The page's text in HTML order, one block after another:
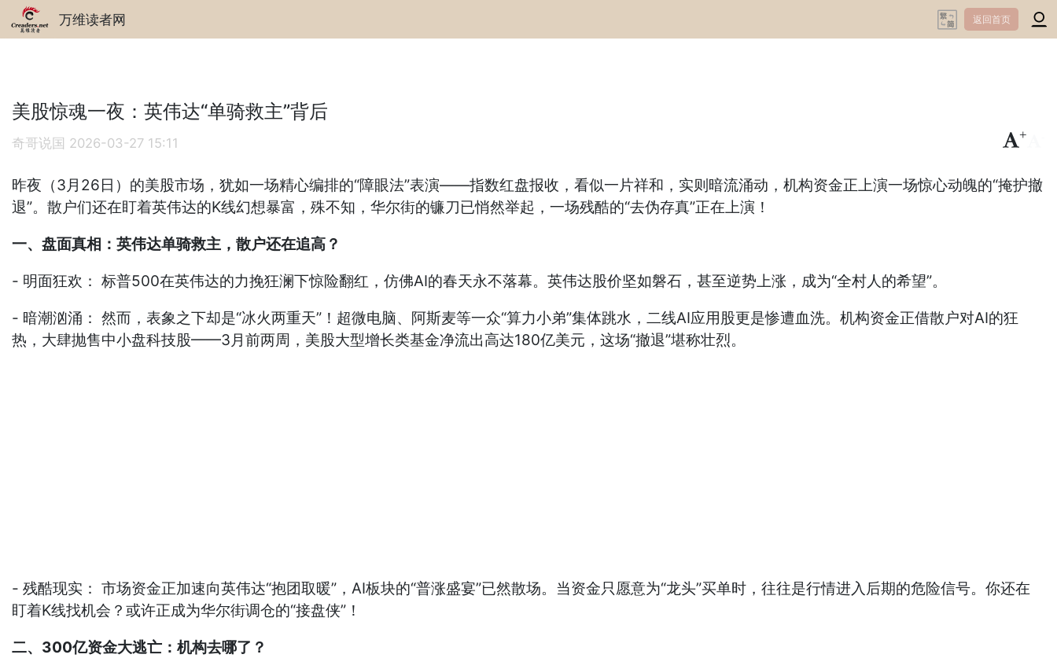
万维读者网 返回首页
美股惊魂一夜：英伟达“单骑救主”背后
奇哥说国 2026-03-27 15:11
+
昨夜（3月26日）的美股市场，犹如一场精心编排的“障眼法”表演——指数红盘报收，看似一片祥和，实则暗流涌动，机构资金正上演一场惊心动魄的“掩护撤
退”。散户们还在盯着英伟达的K线幻想暴富，殊不知，华尔街的镰刀已悄然举起，一场残酷的“去伪存真”正在上演！
一、盘面真相：英伟达单骑救主，散户还在追高？
- 明面狂欢： 标普500在英伟达的力挽狂澜下惊险翻红，仿佛AI的春天永不落幕。英伟达股价坚如磐石，甚至逆势上涨，成为“全村人的希望”。
- 暗潮汹涌： 然而，表象之下却是“冰火两重天”！超微电脑、阿斯麦等一众“算力小弟”集体跳水，二线AI应用股更是惨遭血洗。机构资金正借散户对AI的狂
热，大肆抛售中小盘科技股——3月前两周，美股大型增长类基金净流出高达180亿美元，这场“撤退”堪称壮烈。
- 残酷现实： 市场资金正加速向英伟达“抱团取暖”，AI板块的“普涨盛宴”已然散场。当资金只愿意为“龙头”买单时，往往是行情进入后期的危险信号。你还在
盯着K线找机会？或许正成为华尔街调仓的“接盘侠”！
二、300亿资金大逃亡：机构去哪了？